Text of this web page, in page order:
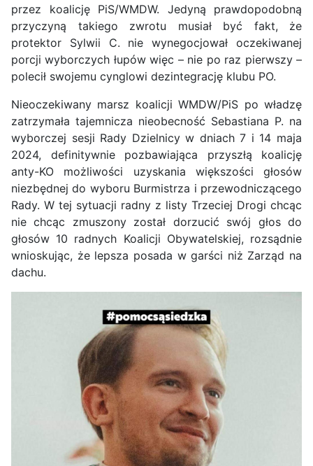
przez koalicję PiS/WMDW. Jedyną prawdopodobną
przyczyną takiego zwrotu musiał być fakt, że
protektor Sylwii C. nie wynegocjował oczekiwanej
porcji wyborczych łupów więc – nie po raz pierwszy –
polecił swojemu cynglowi dezintegrację klubu PO.
Nieoczekiwany marsz koalicji WMDW/PiS po władzę
zatrzymała tajemnicza nieobecność Sebastiana P. na
wyborczej sesji Rady Dzielnicy w dniach 7 i 14 maja
2024, definitywnie pozbawiająca przyszłą koalicję
anty-KO możliwości uzyskania większości głosów
niezbędnej do wyboru Burmistrza i przewodniczącego
Rady. W tej sytuacji radny z listy Trzeciej Drogi chcąc
nie chcąc zmuszony został dorzucić swój głos do
głosów 10 radnych Koalicji Obywatelskiej, rozsądnie
wnioskując, że lepsza posada w garści niż Zarząd na
dachu.